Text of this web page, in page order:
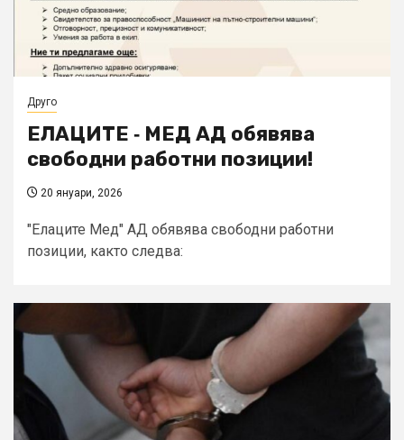
Друго
ЕЛАЦИТЕ ‑ МЕД АД обявява
свободни работни позиции!
20 януари, 2026
"Елаците Мед" АД обявява свободни работни
позиции, както следва: